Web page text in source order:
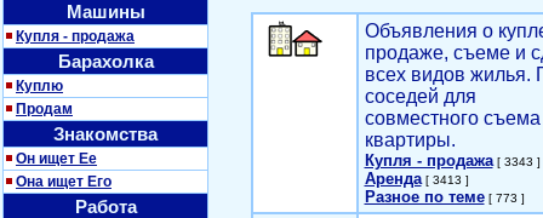
Машины
Купля - продажа
Барахолка
Куплю
Продам
Знакомства
Он ищет Ее
Она ищет Его
Работа
Объявления о
продаже, съеме и
всех видов жилья.
соседей для
совместного съема
квартиры.
Купля - продажа[ 3343 ]
Аренда[ 3413 ]
Разное по теме[ 773 ]